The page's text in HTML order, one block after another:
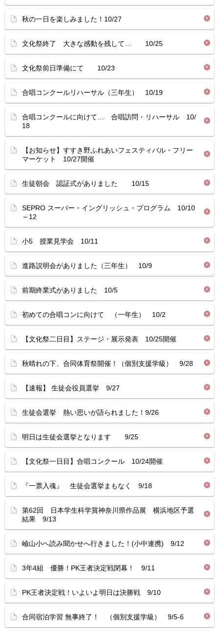
秋の一日を楽しみました！10/27
文化祭終了 大きな感動を残して… 10/25
文化祭前日準備にて 10/23
合唱コンクールリハーサル（三年生） 10/19
合唱コンクールに向けて… 合唱訪問・リハーサル 10/
18
【お知らせ】すすき野ふれあいフェスティバル・フリー
マーケット 10/27開催
生徒朝会 認証式がありました 10/15
SEPRO スーパー・イングリッシュ・プログラム 10/10
～12
小5 授業見学会 10/11
進路説明会がありました（三年生） 10/9
前期終業式がありました 10/5
初めての合唱コンに向けて （一年生） 10/2
【文化祭二日目】ステージ・展示発表 10/25開催
秋晴れの下、合同体育祭開催！（個別支援学級） 9/28
【速報】 生徒会役員選挙 9/27
生徒会選挙 熱い思いが語られました！9/26
明日は生徒会選挙となります 9/25
【文化祭一日目】合唱コンクール 10/24開催
『一票入魂』 生徒会選挙まもなく 9/18
第62回 日本学生科学賞神奈川県作品展 横浜地区予選
結果 9/13
嶮山小へ読み聞かせへ行きました！(小中連携) 9/12
3年4組 優勝！PK王者決定戦閉幕！ 9/11
PK王者決定戦！いよいよ明日は決勝戦 9/10
合同宿泊学習 無事終了！ （個別支援学級） 9/5-6